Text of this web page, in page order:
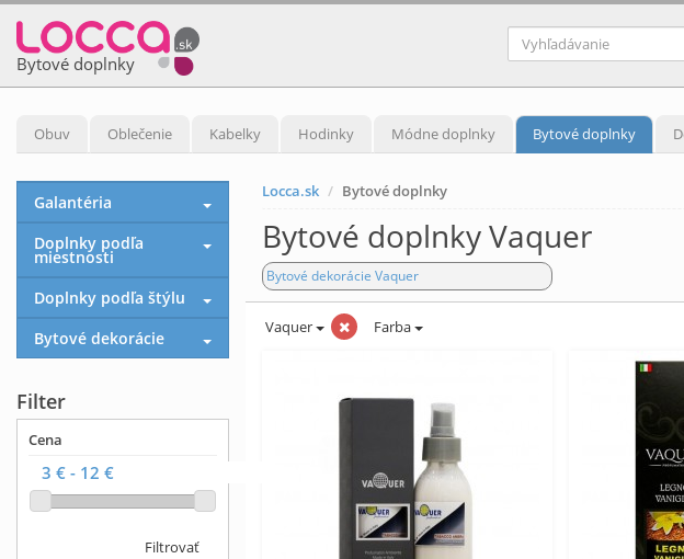
Bytové doplnky
Obuv Oblečenie Kabelky Hodinky Módne doplnky Bytové doplnky
Locca.sk Bytové doplnky
Bytové doplnky Vaquer
Bytové dekorácie Vaquer
Vaquer Farba
Galantéria
Doplnky podľa
miestnosti
Doplnky podľa štýlu
Bytové dekorácie
Filter
Cena
Filtrovať